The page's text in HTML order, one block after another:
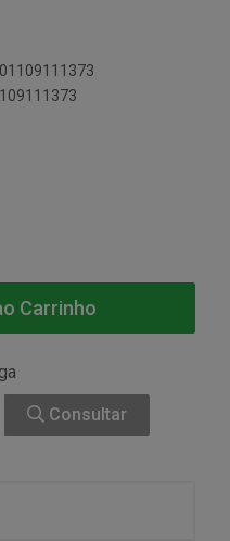
Carrinho
Consultar